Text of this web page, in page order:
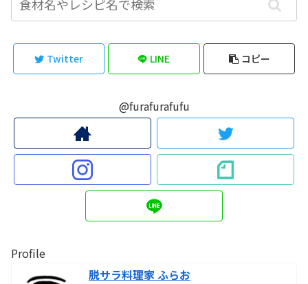
Twitter LINE コピー
@furafurafufu
Profile
脱サラ料理家 ふらお